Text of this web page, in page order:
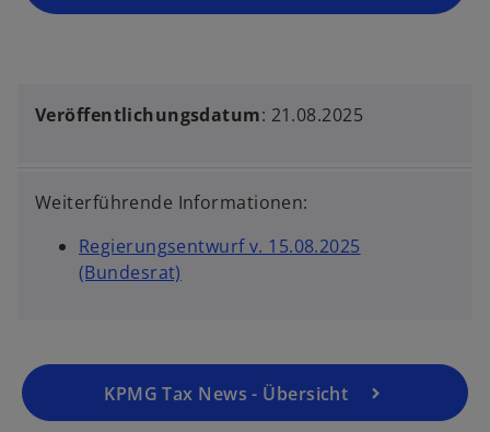
Veröffentlichungsdatum: 21.08.2025
Weiterführende Informationen:
Regierungsentwurf v. 15.08.2025
(Bundesrat)
KPMG Tax News - Übersicht